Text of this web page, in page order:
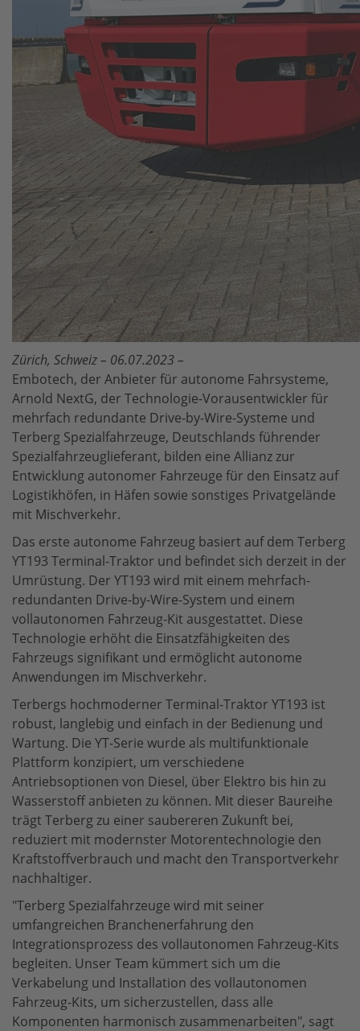
Zürich, Schweiz – 06.07.2023 –
Embotech, der Anbieter für autonome Fahrsysteme,
Arnold NextG, der Technologie-Vorausentwickler für
mehrfach redundante Drive-by-Wire-Systeme und
Terberg Spezialfahrzeuge, Deutschlands führender
Spezialfahrzeuglieferant, bilden eine Allianz zur
Entwicklung autonomer Fahrzeuge für den Einsatz auf
Logistikhöfen, in Häfen sowie sonstiges Privatgelände
mit Mischverkehr.
Das erste autonome Fahrzeug basiert auf dem Terberg
YT193 Terminal-Traktor und befindet sich derzeit in der
Umrüstung. Der YT193 wird mit einem mehrfach-
redundanten Drive-by-Wire-System und einem
vollautonomen Fahrzeug-Kit ausgestattet. Diese
Technologie erhöht die Einsatzfähigkeiten des
Fahrzeugs signifikant und ermöglicht autonome
Anwendungen im Mischverkehr.
Terbergs hochmoderner Terminal-Traktor YT193 ist
robust, langlebig und einfach in der Bedienung und
Wartung. Die YT-Serie wurde als multifunktionale
Plattform konzipiert, um verschiedene
Antriebsoptionen von Diesel, über Elektro bis hin zu
Wasserstoff anbieten zu können. Mit dieser Baureihe
trägt Terberg zu einer saubereren Zukunft bei,
reduziert mit modernster Motorentechnologie den
Kraftstoffverbrauch und macht den Transportverkehr
nachhaltiger.
"Terberg Spezialfahrzeuge wird mit seiner
umfangreichen Branchenerfahrung den
Integrationsprozess des vollautonomen Fahrzeug-Kits
begleiten. Unser Team kümmert sich um die
Verkabelung und Installation des vollautonomen
Fahrzeug-Kits, um sicherzustellen, dass alle
Komponenten harmonisch zusammenarbeiten", sagt